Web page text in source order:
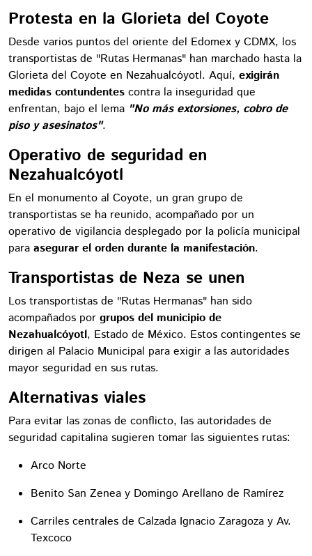
Protesta en la Glorieta del Coyote
Desde varios puntos del oriente del Edomex y CDMX, los
transportistas de "Rutas Hermanas" han marchado hasta la
Glorieta del Coyote en Nezahualcóyotl. Aquí, exigirán
medidas contundentes contra la inseguridad que
enfrentan, bajo el lema "No más extorsiones, cobro de
piso y asesinatos".
Operativo de seguridad en
Nezahualcóyotl
En el monumento al Coyote, un gran grupo de
transportistas se ha reunido, acompañado por un
operativo de vigilancia desplegado por la policía municipal
para asegurar el orden durante la manifestación.
Transportistas de Neza se unen
Los transportistas de "Rutas Hermanas" han sido
acompañados por grupos del municipio de
Nezahualcóyotl, Estado de México. Estos contingentes se
dirigen al Palacio Municipal para exigir a las autoridades
mayor seguridad en sus rutas.
Alternativas viales
Para evitar las zonas de conflicto, las autoridades de
seguridad capitalina sugieren tomar las siguientes rutas:
Arco Norte
Benito San Zenea y Domingo Arellano de Ramírez
Carriles centrales de Calzada Ignacio Zaragoza y Av.
Texcoco